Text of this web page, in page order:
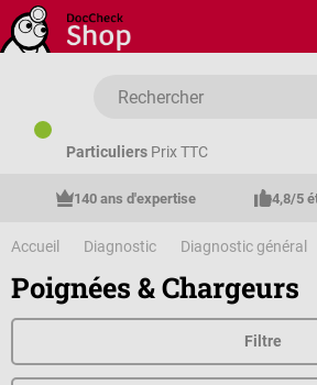
Passer au contenu principal
Particuliers Prix TTC
140 ans d'expertise 4,8/5
Accueil Diagnostic Diagnostic général
Poignées & Chargeurs
Filtre